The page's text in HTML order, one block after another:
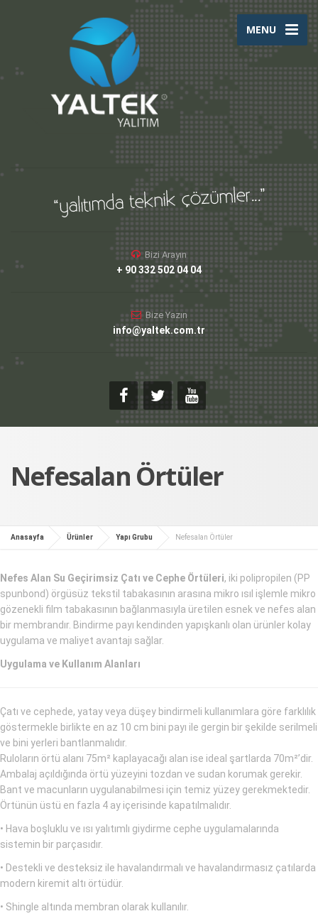
MENU
Bizi Arayın
+ 90 332 502 04 04
Bize Yazın
info@yaltek.com.tr
Nefesalan Örtüler
Anasayfa Ürünler Yapı Grubu Nefesalan Örtüler
Nefes Alan Su Geçirimsiz Çatı ve Cephe Örtüleri, iki polipropilen (PP
spunbond) örgüsüz tekstil tabakasının arasına mikro ısıl işlemle mikro
gözenekli film tabakasının bağlanmasıyla üretilen esnek ve nefes alan
bir membrandır. Bindirme payı kendinden yapışkanlı olan ürünler kolay
uygulama ve maliyet avantajı sağlar.
Uygulama ve Kullanım Alanları
Çatı ve cephede, yatay veya düşey bindirmeli kullanımlara göre farklılık
göstermekle birlikte en az 10 cm bini payı ile gergin bir şekilde serilmeli
ve bini yerleri bantlanmalıdır.
Ruloların örtü alanı 75m² kaplayacağı alan ise ideal şartlarda 70m²’dir.
Ambalaj açıldığında örtü yüzeyini tozdan ve sudan korumak gerekir.
Bant ve macunların uygulanabilmesi için temiz yüzey gerekmektedir.
Örtünün üstü en fazla 4 ay içerisinde kapatılmalıdır.
• Hava boşluklu ve ısı yalıtımlı giydirme cephe uygulamalarında
sistemin bir parçasıdır.
• Destekli ve desteksiz ile havalandırmalı ve havalandırmasız çatılarda
modern kiremit altı örtüdür.
• Shingle altında membran olarak kullanılır.